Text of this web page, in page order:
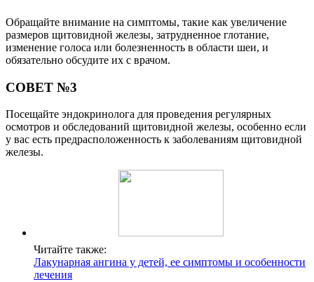
Обращайте внимание на симптомы, такие как увеличение
размеров щитовидной железы, затрудненное глотание,
изменение голоса или болезненность в области шеи, и
обязательно обсудите их с врачом.
СОВЕТ №3
Посещайте эндокринолога для проведения регулярных
осмотров и обследований щитовидной железы, особенно если
у вас есть предрасположенность к заболеваниям щитовидной
железы.
Читайте также:
Лакунарная ангина у детей, ее симптомы и особенности
лечения